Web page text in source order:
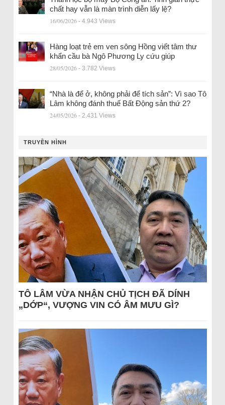
chất hay vẫn là màn trình diễn lấy lệ?
16/06/2026 - 4.943 Views
Hàng loạt trẻ em ven sông Hồng viết tâm thư
khẩn cầu bà Ngô Phương Ly cứu giúp
28/05/2026 - 3.782 Views
“Nhà là để ở, không phải để tích sản”: Vì sao Tô
Lâm không đánh thuế Bất Động sản thứ 2?
24/05/2026 - 2.431 Views
TRUYỀN HÌNH
TÔ LÂM VỪA NHẬN CHỦ TỊCH ĐÃ DÍNH
„DỚP“, VƯỢNG VIN CÓ ÂM MƯU GÌ?